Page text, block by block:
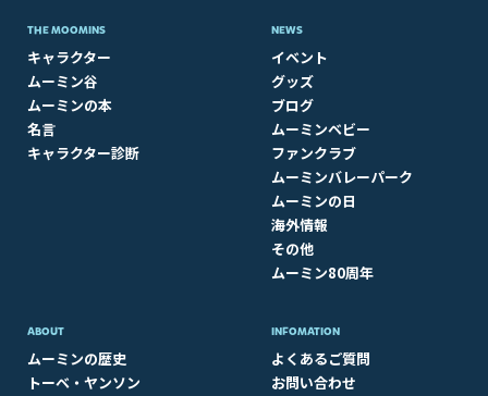
THE MOOMINS
キャラクター
ムーミン谷
ムーミンの本
名言
キャラクター診断
NEWS
イベント
グッズ
ブログ
ムーミンベビー
ファンクラブ
ムーミンバレーパーク
ムーミンの日
海外情報
その他
ムーミン80周年
ABOUT​
ムーミンの歴史
トーベ・ヤンソン
INFOMATION
よくあるご質問
お問い合わせ